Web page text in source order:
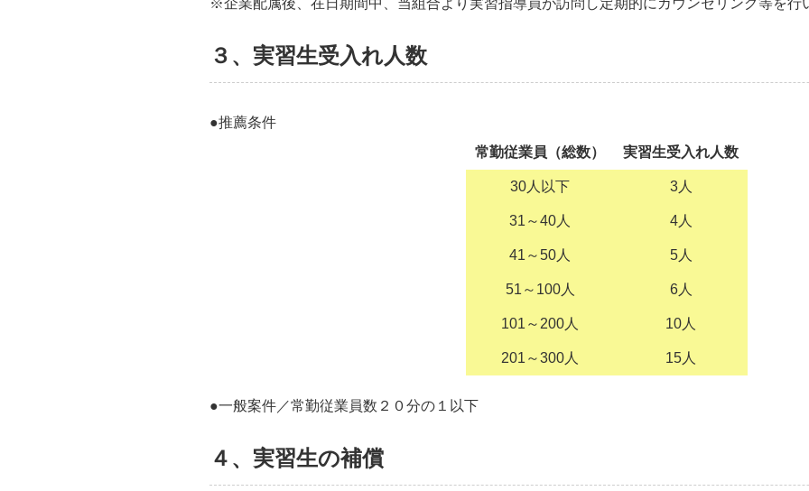
※企業配属後、在日期間中、当組合より実習指導員が訪問し定期的にカウンセリング等を行
３、実習生受入れ人数
●推薦条件
常勤従業員（総数）
実習生受入れ人数
30人以下 3人
31～40人 4人
41～50人 5人
51～100人 6人
101～200人 10人
201～300人 15人
●一般案件／常勤従業員数２０分の１以下
４、実習生の補償